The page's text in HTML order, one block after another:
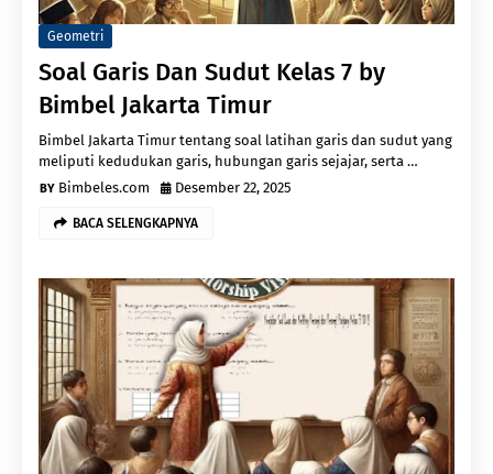
Geometri
Soal Garis Dan Sudut Kelas 7 by
Bimbel Jakarta Timur
Bimbel Jakarta Timur tentang soal latihan garis dan sudut yang
meliputi kedudukan garis, hubungan garis sejajar, serta …
Bimbeles.com
Desember 22, 2025
BACA SELENGKAPNYA